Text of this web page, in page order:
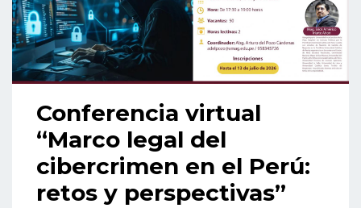
Conferencia virtual
“Marco legal del
cibercrimen en el Perú:
retos y perspectivas”